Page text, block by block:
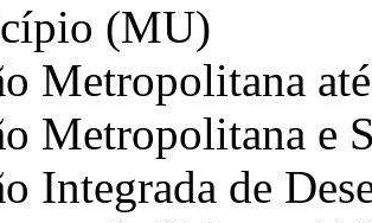
(MU)
Metropolitana
Metropolitana e
Integrada de